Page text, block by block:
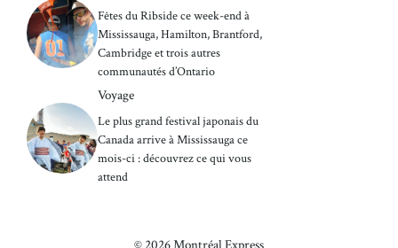
Fêtes du Ribside ce week-end à
Mississauga, Hamilton, Brantford,
Cambridge et trois autres
communautés d’Ontario
Voyage
Le plus grand festival japonais du
Canada arrive à Mississauga ce
mois-ci : découvrez ce qui vous
attend
© 2026 Montréal Express